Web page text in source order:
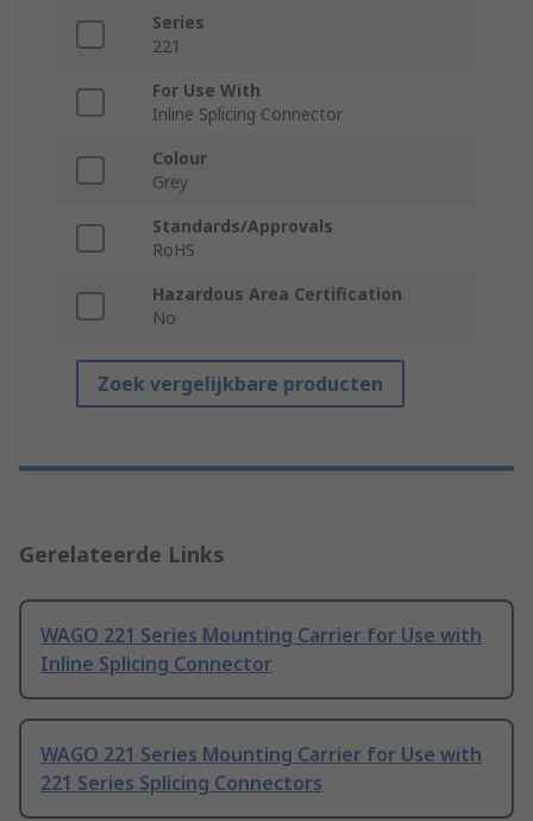
Series
221
For Use With
Inline Splicing Connector
Colour
Grey
Standards/Approvals
RoHS
Hazardous Area Certification
No
Zoek vergelijkbare producten
Gerelateerde Links
WAGO 221 Series Mounting Carrier for Use with
Inline Splicing Connector
WAGO 221 Series Mounting Carrier for Use with
221 Series Splicing Connectors